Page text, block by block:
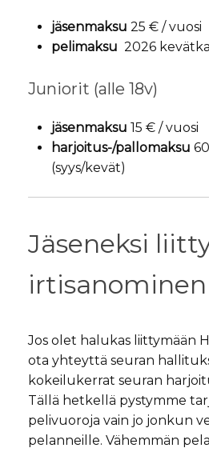
jäsenmaksu 25 € / vuosi
pelimaksu 2026
Juniorit (alle 18v)
jäsenmaksu 15 € / vuosi
harjoitus-/pallomaksu
(syys/kevät)
Jäseneksi
irtisanominen
Jos olet halukas liittymään
ota yhteyttä seuran
kokeilukerrat seuran
Tällä hetkellä pystymme
pelivuoroja vain jo jonkun
pelanneille. Vähemmän